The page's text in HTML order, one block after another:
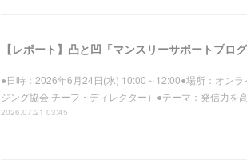
【レポート】凸と凹「マンスリーサポートプ
●日時：2026年6月24日(水) 10:00～12:00●場所：オン
ジング協会 チーフ・ディレクター）●テーマ：発信力を
2026.07.21 03:45